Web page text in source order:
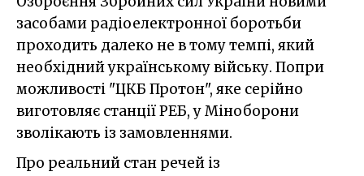
засобами радіоелектронної боротьби
проходить далеко не в тому темпі, який
необхідний українському війську. Попри
можливості "ЦКБ Протон", яке серійно
виготовляє станції РЕБ, у Міноборони
зволікають із замовленнями.
Про реальний стан речей із